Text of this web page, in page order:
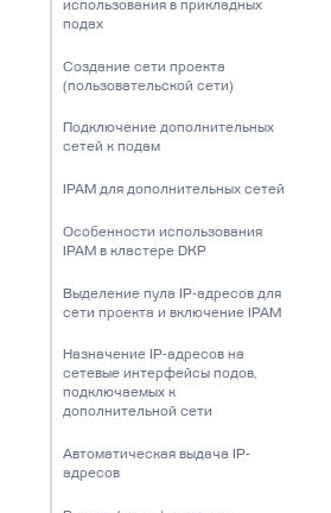
использования в прикладных
подах
Создание сети проекта
(пользовательской сети)
Подключение дополнительных
сетей к подам
IPAM для дополнительных сетей
Особенности использования
IPAM в кластере DKP
Выделение пула IP-адресов для
сети проекта и включение IPAM
Назначение IP-адресов на
сетевые интерфейсы подов,
подключаемых к
дополнительной сети
Автоматическая выдача IP-
адресов